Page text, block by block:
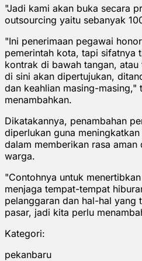
"Jadi kami akan buka secara
outsourcing yaitu sebanyak
"Ini penerimaan pegawai
pemerintah kota, tapi sifatnya
kontrak di bawah tangan,
di sini akan dipertujukan,
dan keahlian masing-masing,"
menambahkan.
Dikatakannya, penambahan
diperlukan guna
dalam memberikan rasa aman
warga.
"Contohnya untuk
menjaga tempat-tempat
pelanggaran dan hal-hal yang
pasar, jadi kita perlu
Kategori:
pekanbaru